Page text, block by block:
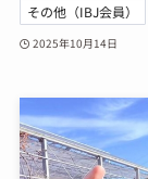
その他（IBJ会員）
2025年10月14日